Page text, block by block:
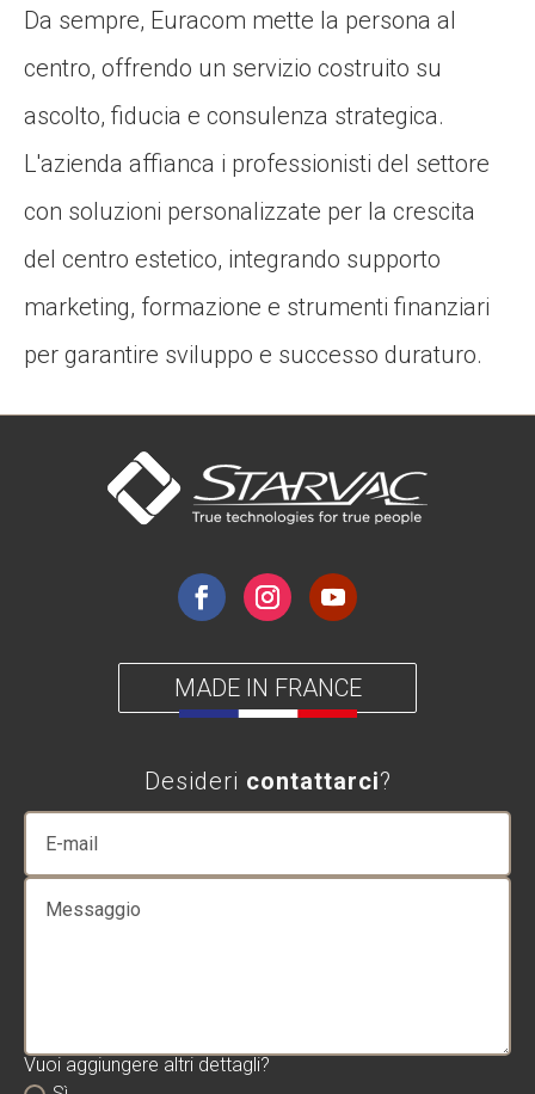
Da sempre, Euracom mette la persona al
centro, offrendo un servizio costruito su
ascolto, fiducia e consulenza strategica.
L'azienda affianca i professionisti del settore
con soluzioni personalizzate per la crescita
del centro estetico, integrando supporto
marketing, formazione e strumenti finanziari
per garantire sviluppo e successo duraturo.
MADE IN FRANCE
Desideri contattarci?
Vuoi aggiungere altri dettagli?